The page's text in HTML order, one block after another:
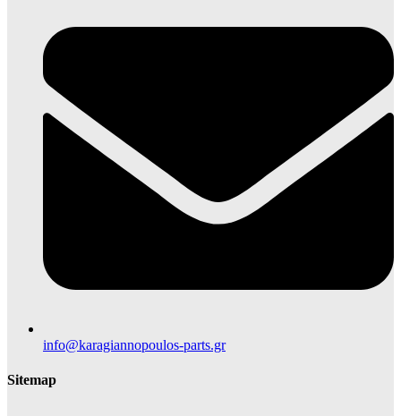
info@karagiannopoulos-parts.gr
Sitemap